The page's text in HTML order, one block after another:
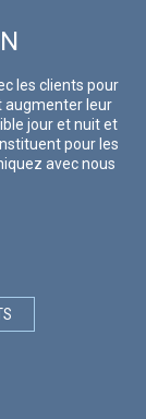
les clients pour
augmenter leur
jour et nuit et
pour les
avec nous